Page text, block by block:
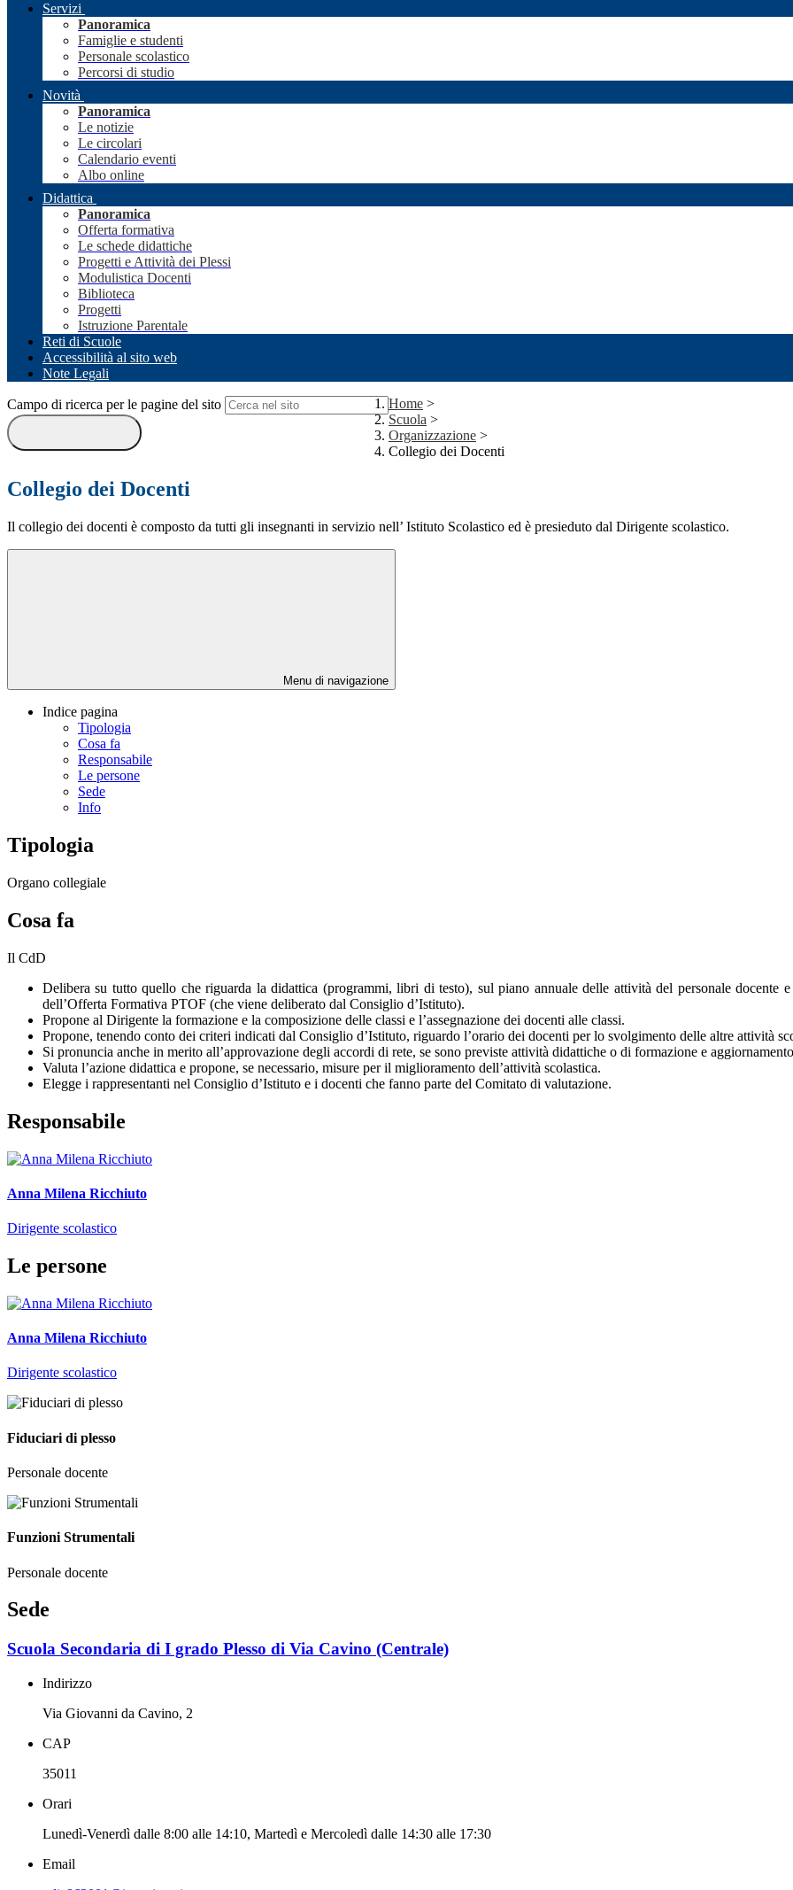
Servizi
Panoramica
Famiglie e studenti
Personale scolastico
Percorsi di studio
Novità
Panoramica
Le notizie
Le circolari
Calendario eventi
Albo online
Didattica
Panoramica
Offerta formativa
Le schede didattiche
Progetti e Attività dei Plessi
Modulistica Docenti
Biblioteca
Progetti
Istruzione Parentale
Reti di Scuole
Accessibilità al sito web
Note Legali
Campo di ricerca per le pagine del sito Home >
Scuola >
Organizzazione >
Collegio dei Docenti
Collegio dei Docenti
Il collegio dei docenti è composto da tutti gli insegnanti in servizio nell’ Istituto Scolastico ed è presieduto dal Dirigente scolastico.
Menu di navigazione
Indice pagina
Tipologia
Cosa fa
Responsabile
Le persone
Sede
Info
Tipologia
Organo collegiale
Cosa fa
Il CdD
Delibera su tutto quello che riguarda la didattica (programmi, libri di testo), sul piano annuale delle attività del personale docente
dell’Offerta Formativa PTOF (che viene deliberato dal Consiglio d’Istituto).
Propone al Dirigente la formazione e la composizione delle classi e l’assegnazione dei docenti alle classi.
Propone, tenendo conto dei criteri indicati dal Consiglio d’Istituto, riguardo l’orario dei docenti per lo svolgimento delle altre attività
Si pronuncia anche in merito all’approvazione degli accordi di rete, se sono previste attività didattiche o di formazione e
Valuta l’azione didattica e propone, se necessario, misure per il miglioramento dell’attività scolastica.
Elegge i rappresentanti nel Consiglio d’Istituto e i docenti che fanno parte del Comitato di valutazione.
Responsabile
Anna Milena Ricchiuto
Dirigente scolastico
Le persone
Anna Milena Ricchiuto
Dirigente scolastico
Fiduciari di plesso
Personale docente
Funzioni Strumentali
Personale docente
Sede
Scuola Secondaria di I grado Plesso di Via Cavino (Centrale)
Indirizzo
Via Giovanni da Cavino, 2
CAP
35011
Orari
Lunedì-Venerdì dalle 8:00 alle 14:10, Martedì e Mercoledì dalle 14:30 alle 17:30
Email